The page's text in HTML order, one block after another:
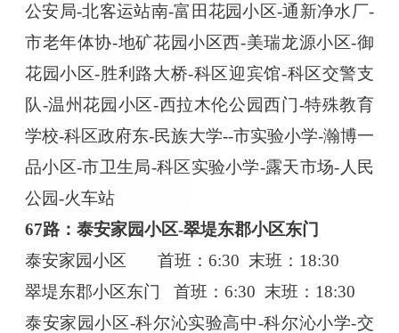
公安局-北客运站南-富田花园小区-通新净水厂-
市老年体协-地矿花园小区西-美瑞龙源小区-御
花园小区-胜利路大桥-科区迎宾馆-科区交警支
队-温州花园小区-西拉木伦公园西门-特殊教育
学校-科区政府东-民族大学--市实验小学-瀚博一
品小区-市卫生局-科区实验小学-露天市场-人民
公园-火车站
67路：泰安家园小区-翠堤东郡小区东门
泰安家园小区
首班： 6:30 末班：18:30
翠堤东郡小区东门
首班： 6:30 末班：18:30
泰安家园小区-科尔沁实验高中-科尔沁小学-交